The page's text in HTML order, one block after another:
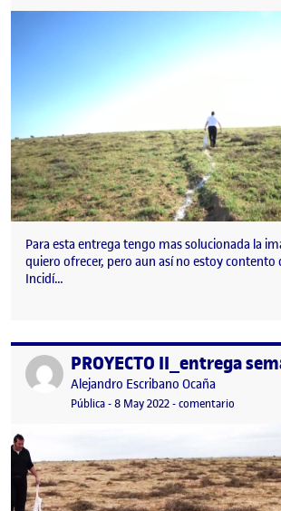
Para esta entrega tengo mas solucionada la
quiero ofrecer, pero aun así no estoy contento
Incidí…
Publicado porPROYECTO II_entrega
Publicado por
Alejandro Escribano Ocaña
Visibilidad:
Pública-Fecha de publicación
8 May 20222 octubre, 2023 9:11 pm
-comentario